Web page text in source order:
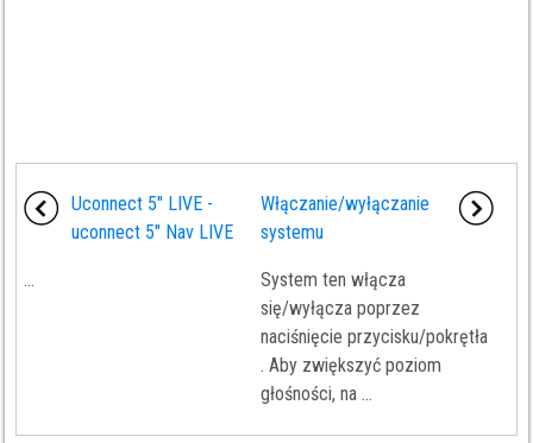
Uconnect 5" LIVE -
uconnect 5" Nav LIVE
...
Włączanie/wyłączanie
systemu
System ten włącza
się/wyłącza poprzez
naciśnięcie przycisku/pokrętła
. Aby zwiększyć poziom
głośności, na ...